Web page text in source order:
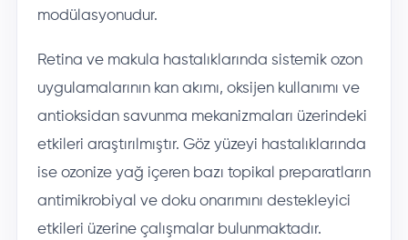
modülasyonudur.
Retina ve makula hastalıklarında sistemik ozon
uygulamalarının kan akımı, oksijen kullanımı ve
antioksidan savunma mekanizmaları üzerindeki
etkileri araştırılmıştır. Göz yüzeyi hastalıklarında
ise ozonize yağ içeren bazı topikal preparatların
antimikrobiyal ve doku onarımını destekleyici
etkileri üzerine çalışmalar bulunmaktadır.